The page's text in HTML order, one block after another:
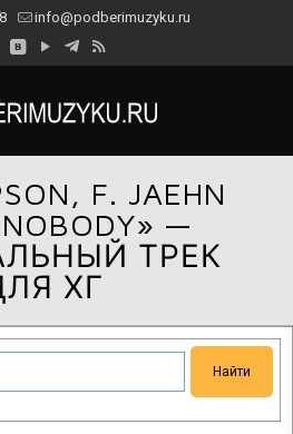
info@podberimuzyku.ru
F. JAEHN
NOBODY» —
ТРЕК
ХГ